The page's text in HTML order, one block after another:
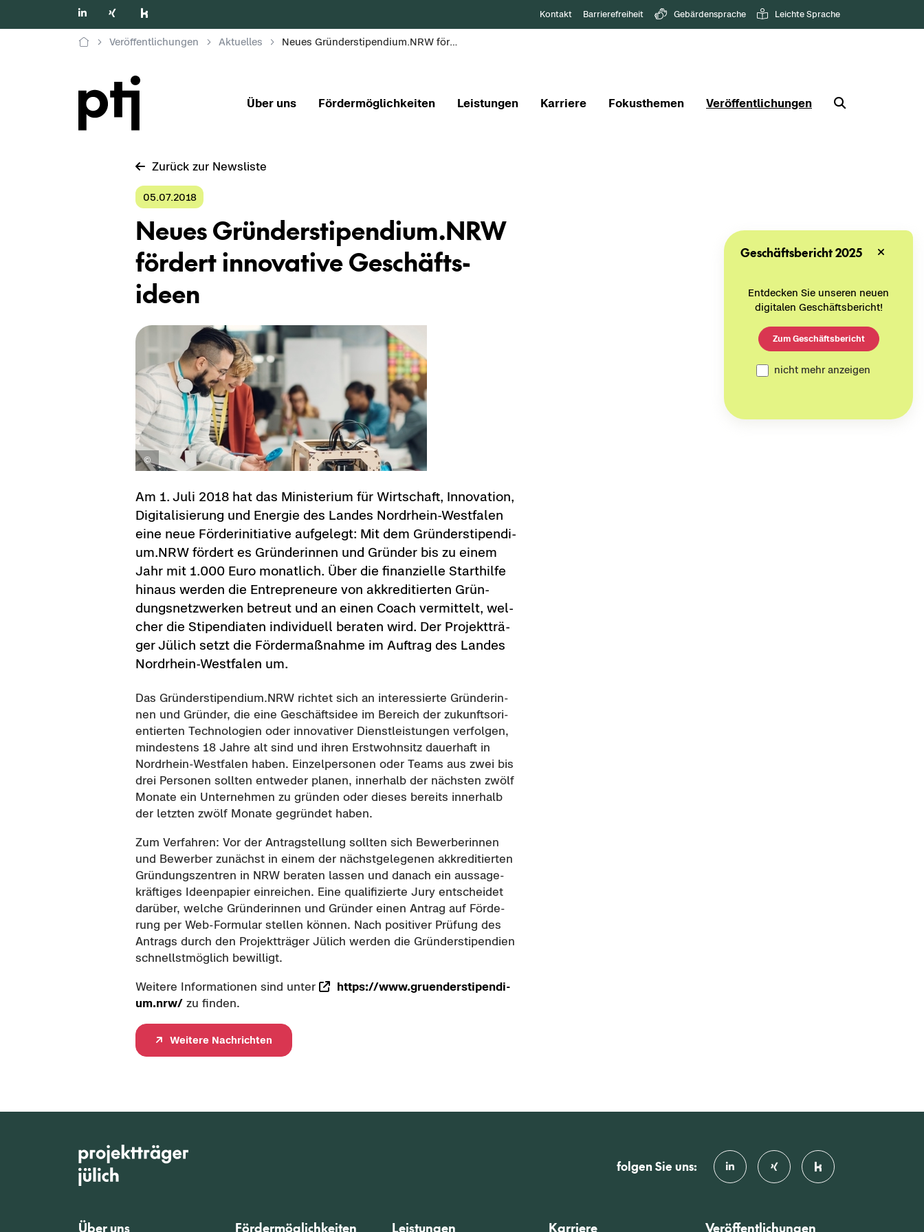
Kontakt Barrierefreiheit Gebärdensprache Leichte Sprache
Veröffentlichungen Aktuelles Neues Gründerstipendium.NRW fördert innovative Geschäftsideen
Über uns Fördermöglichkeiten Leistungen Karriere Fokusthemen Veröffentlichungen
Zu­rück zur News­lis­te
05.07.2018
Neues Grün­der­sti­pen­di­um.NRW
för­dert in­no­va­ti­ve Ge­schäfts­
ideen
Am 1. Juli 2018 hat das Mi­nis­te­ri­um für Wirt­schaft, In­no­va­ti­on,
Di­gi­ta­li­sie­rung und En­er­gie des Lan­des Nordrhein-​Westfalen
eine neue För­der­initia­ti­ve auf­ge­legt: Mit dem Grün­der­sti­pen­di­
um.NRW för­dert es Grün­de­rin­nen und Grün­der bis zu einem
Jahr mit 1.000 Euro mo­nat­lich. Über die fi­nan­zi­el­le Start­hil­fe
hin­aus wer­den die En­tre­pre­neu­re von ak­kre­di­tier­ten Grün­
dungs­netz­wer­ken be­treut und an einen Coach ver­mit­telt, wel­
cher die Sti­pen­dia­ten in­di­vi­du­ell be­ra­ten wird. Der Pro­jekt­trä­
ger Jü­lich setzt die För­der­maß­nah­me im Auf­trag des Lan­des
Nordrhein-​Westfalen um.
Das Grün­der­sti­pen­di­um.NRW rich­tet sich an in­ter­es­sier­te Grün­de­rin­
nen und Grün­der, die eine Ge­schäfts­idee im Be­reich der zu­kunfts­ori­
en­tier­ten Tech­no­lo­gien oder in­no­va­ti­ver Dienst­leis­tun­gen ver­fol­gen,
min­des­tens 18 Jahre alt sind und ihren Erst­wohn­sitz dau­er­haft in
Nordrhein-​Westfalen haben. Ein­zel­per­so­nen oder Teams aus zwei bis
drei Per­so­nen soll­ten ent­we­der pla­nen, in­ner­halb der nächs­ten zwölf
Mo­na­te ein Un­ter­neh­men zu grün­den oder die­ses be­reits in­ner­halb
der letz­ten zwölf Mo­na­te ge­grün­det haben.
Zum Ver­fah­ren: Vor der An­trag­stel­lung soll­ten sich Be­wer­be­rin­nen
und Be­wer­ber zu­nächst in einem der nächst­ge­le­ge­nen ak­kre­di­tier­ten
Grün­dungs­zen­tren in NRW be­ra­ten las­sen und da­nach ein aus­sa­ge­
kräf­ti­ges Ideen­pa­pier ein­rei­chen. Eine qua­li­fi­zier­te Jury ent­schei­det
dar­über, wel­che Grün­de­rin­nen und Grün­der einen An­trag auf För­de­
rung per Web-​Formular stel­len kön­nen. Nach po­si­ti­ver Prü­fung des
An­trags durch den Pro­jekt­trä­ger Jü­lich wer­den die Grün­der­sti­pen­di­en
schnellst­mög­lich be­wil­ligt.
Wei­te­re In­for­ma­tio­nen sind unter
https://www.gru­en­der­sti­pen­di­
um.nrw/ zu fin­den.
Wei­te­re Nach­rich­ten
folgen Sie uns:
Über uns Fördermöglichkeiten Leistungen Karriere Veröffentlichungen
Geschäftsbericht 2025
Entdecken Sie unseren neuen
digitalen Geschäftsbericht!
Zum Geschäftsbericht
nicht mehr anzeigen